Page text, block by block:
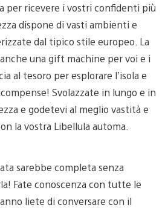
per ricevere i vostri confidenti più
dispone di vasti ambienti e
dal tipico stile europeo. La
una gift machine per voi e i
al tesoro per esplorare l’isola e
Svolazzate in lungo e in
e godetevi al meglio vastità e
la vostra Libellula automa.
sarebbe completa senza
Fate conoscenza con tutte le
liete di conversare con il